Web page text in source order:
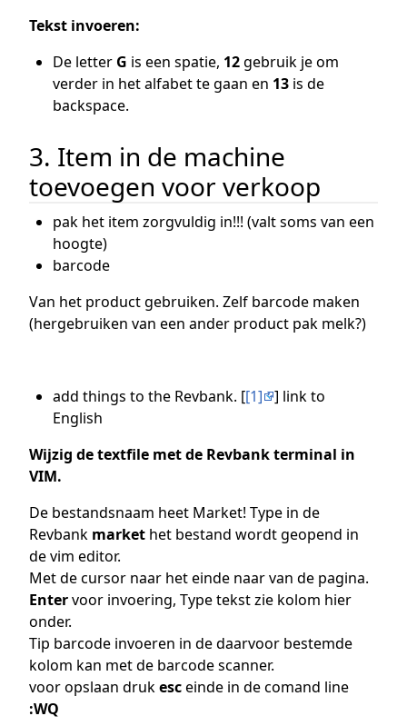
Tekst invoeren:
De letter G is een spatie, 12gebruik je om
verder in het alfabet te gaan en 13is de
backspace.
3. Item in de machine
toevoegen voor verkoop
pak het item zorgvuldig in!!! (valt soms van een
hoogte)
barcode
Van het product gebruiken. Zelf barcode maken
(hergebruiken van een ander product pak melk?)
add things to the Revbank. [[1]
] link to
English
Wijzig de textfile met de Revbank terminal in
VIM.
De bestandsnaam heet Market! Type in de
Revbank market het bestand wordt geopend in
de vim editor.
Met de cursor naar het einde naar van de pagina.
Entervoor invoering, Type tekst zie kolom hier
onder.
Tip barcode invoeren in de daarvoor bestemde
kolom kan met de barcode scanner.
voor opslaan drukesceinde in de comand line
:WQ